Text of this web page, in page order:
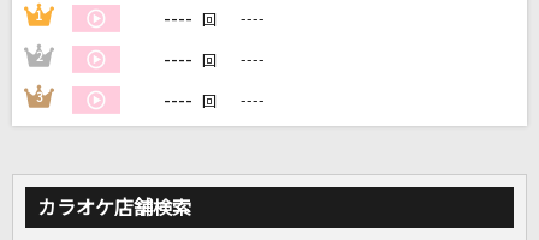
1 ---- 回 ----
2 ---- 回 ----
3 ---- 回 ----
カラオケ店舗検索